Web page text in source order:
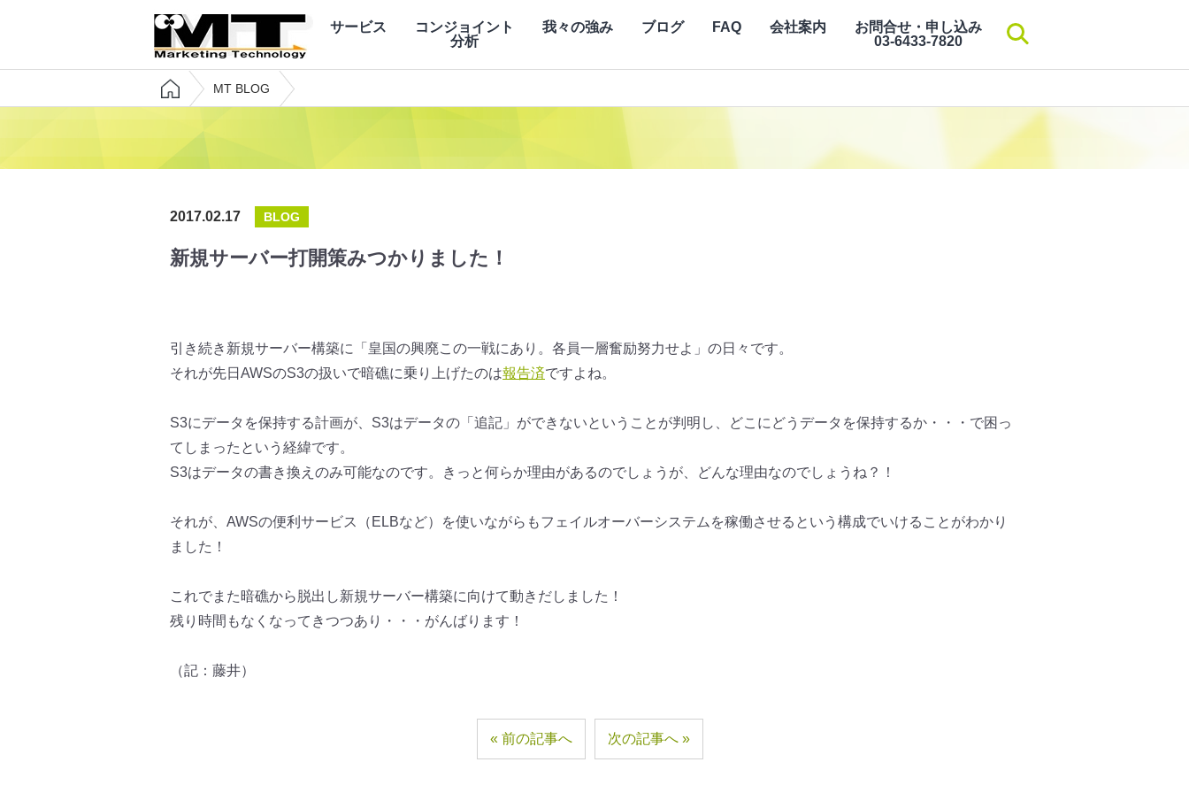
サービス
コンジョイント
分析
我々の強み ブログ FAQ 会社案内
お問合せ・申し込み
03-6433-7820検索
MT BLOG
2017.02.17 BLOG
新規サーバー打開策みつかりました！
引き続き新規サーバー構築に「皇国の興廃この一戦にあり。各員一層奮励努力せよ」の日々です。
それが先日AWSのS3の扱いで暗礁に乗り上げたのは報告済ですよね。
S3にデータを保持する計画が、S3はデータの「追記」ができないということが判明し、どこにどうデータを保持するか・・・で困っ
てしまったという経緯です。
S3はデータの書き換えのみ可能なのです。きっと何らか理由があるのでしょうが、どんな理由なのでしょうね？！
それが、AWSの便利サービス（ELBなど）を使いながらもフェイルオーバーシステムを稼働させるという構成でいけることがわかり
ました！
これでまた暗礁から脱出し新規サーバー構築に向けて動きだしました！
残り時間もなくなってきつつあり・・・がんばります！
（記：藤井）
前の記事へ 次の記事へ